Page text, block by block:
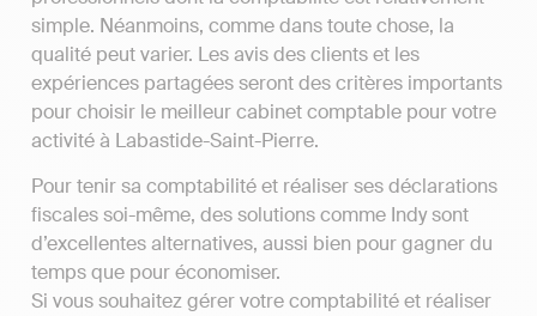
simple. Néanmoins, comme dans toute chose, la
qualité peut varier. Les avis des clients et les
expériences partagées seront des critères importants
pour choisir le meilleur cabinet comptable pour votre
activité à Labastide-Saint-Pierre.
Pour tenir sa comptabilité et réaliser ses déclarations
fiscales soi-même, des solutions comme Indy sont
d’excellentes alternatives, aussi bien pour gagner du
temps que pour économiser.
Si vous souhaitez gérer votre comptabilité et réaliser